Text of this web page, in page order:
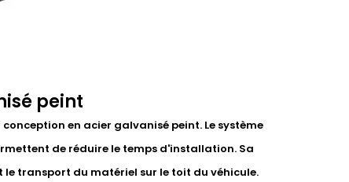
peint
en acier galvanisé peint. Le système
de réduire le temps d'installation. Sa
le transport du matériel sur le toit du véhicule.